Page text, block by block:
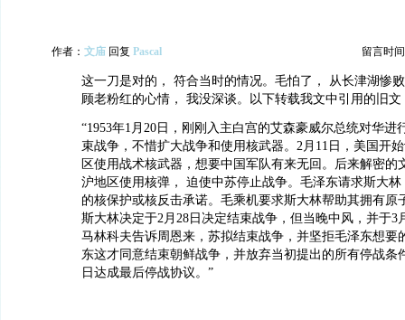
作者： 文庙 回复 Pascal 留言时
这一刀是对的， 符合当时的情况。毛怕了， 从长津湖惨
顾老粉红的心情， 我没深谈。以下转载我文中引用的旧文
“1953年1月20日，刚刚入主白宫的艾森豪威尔总统对华进
束战争，不惜扩大战争和使用核武器。2月11日，美国开
区使用战术核武器，想要中国军队有来无回。后来解密的
沪地区使用核弹， 迫使中苏停止战争。毛泽东请求斯大
的核保护或核反击承诺。毛乘机要求斯大林帮助其拥有原
斯大林决定于2月28日决定结束战争，但当晚中风，并于3
马林科夫告诉周恩来，苏拟结束战争，并坚拒毛泽东想要
东这才同意结束朝鲜战争，并放弃当初提出的所有停战条
日达成最后停战协议。”